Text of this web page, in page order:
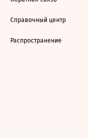
Справочный центр
Распространение